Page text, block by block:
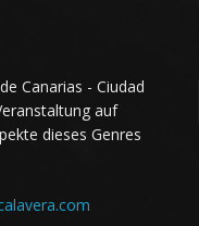
Canarias - Ciudad
auf
dieses Genres